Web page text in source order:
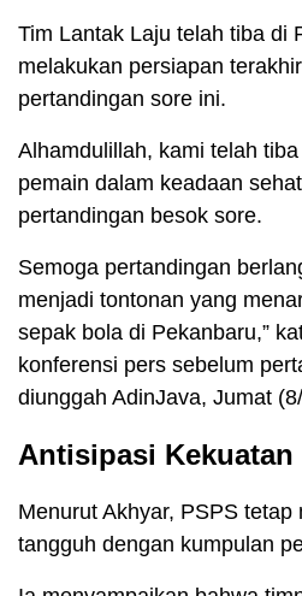
Tim Lantak Laju telah tiba di
melakukan persiapan
pertandingan sore ini.
Alhamdulillah, kami telah
pemain dalam keadaan
pertandingan besok sore.
Semoga pertandingan
menjadi tontonan yang
sepak bola di Pekanbaru,”
konferensi pers sebelum
diunggah AdinJava, Jumat
Antisipasi Kekuatan
Menurut Akhyar, PSPS tetap
tangguh dengan kumpulan